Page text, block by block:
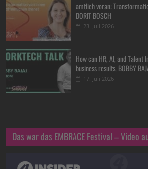
amtlich voran:
DORIT BOSCH
23. Juli 2026
How can HR, AI, and Talent
business results, BOBBY
17. Juli 2026
Das war das EMBRACE Festival – Video